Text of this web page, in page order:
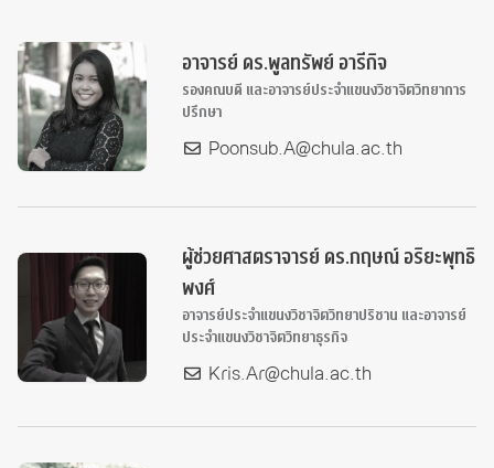
อาจารย์ ดร.พูลทรัพย์ อารีกิจ
รองคณบดี และอาจารย์ประจำแขนงวิชาจิตวิทยาการ
ปรึกษา
Poonsub.A@chula.ac.th
ผู้ช่วยศาสตราจารย์ ดร.กฤษณ์ อริยะพุทธิ
พงศ์
อาจารย์ประจำแขนงวิชาจิตวิทยาปริชาน และอาจารย์
ประจำแขนงวิชาจิตวิทยาธุรกิจ
Kris.Ar@chula.ac.th